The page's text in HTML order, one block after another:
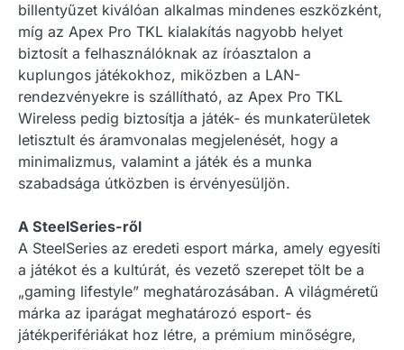
billentyűzet kiválóan alkalmas mindenes eszközként,
míg az Apex Pro TKL kialakítás nagyobb helyet
biztosít a felhasználóknak az íróasztalon a
kuplungos játékokhoz, miközben a LAN-
rendezvényekre is szállítható, az Apex Pro TKL
Wireless pedig biztosítja a játék- és munkaterületek
letisztult és áramvonalas megjelenését, hogy a
minimalizmus, valamint a játék és a munka
szabadsága útközben is érvényesüljön.
A SteelSeries-ről
A SteelSeries az eredeti esport márka, amely egyesíti
a játékot és a kultúrát, és vezető szerepet tölt be a
„gaming lifestyle” meghatározásában. A világméretű
márka az iparágat meghatározó esport- és
játékperifériákat hoz létre, a prémium minőségre,